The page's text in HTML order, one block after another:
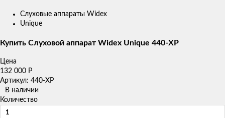
Слуховые аппараты Widex
Unique
Купить Слуховой аппарат Widex Unique 440-XP
Цена
132 000 Р
Артикул: 440-XP
В наличии
Количество